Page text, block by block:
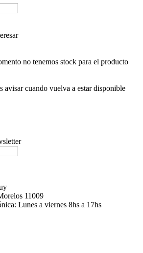
no tenemos stock para el producto
avisar cuando vuelva a estar disponible
11009
Lunes a viernes 8hs a 17hs